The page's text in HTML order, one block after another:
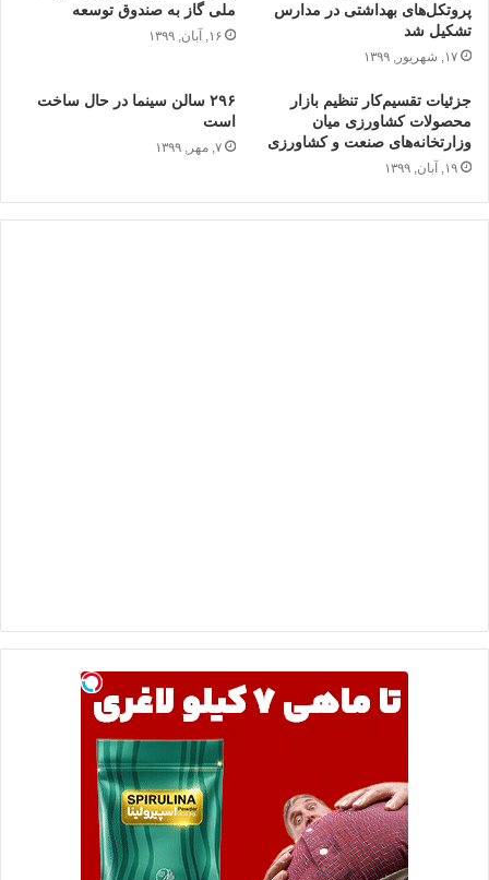
پروتکل‌های بهداشتی در مدارس
تشکیل شد
۱۷, شهریور, ۱۳۹۹
ملی گاز به صندوق توسعه
۱۶, آبان, ۱۳۹۹
جزئیات تقسیم‌کار تنظیم بازار
محصولات کشاورزی میان
وزارتخانه‌های صنعت و کشاورزی
۱۹, آبان, ۱۳۹۹
۲۹۶ سالن سینما در حال ساخت
است
۷, مهر, ۱۳۹۹